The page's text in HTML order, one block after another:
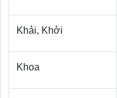
Khải, Khởi
Khoa